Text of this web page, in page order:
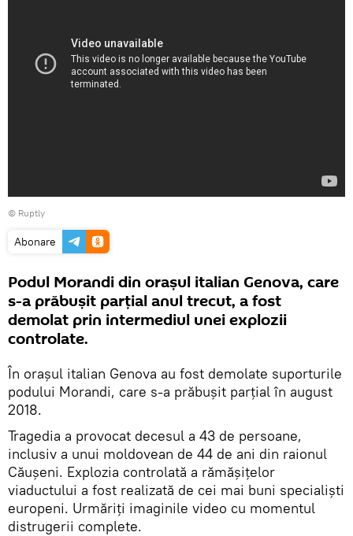
© Ruptly
Abonare
Podul Morandi din orașul italian Genova, care
s-a prăbușit parțial anul trecut, a fost
demolat prin intermediul unei explozii
controlate.
În orașul italian Genova au fost demolate suporturile
podului Morandi, care s-a prăbușit parțial în august
2018.
Tragedia a provocat decesul a 43 de persoane,
inclusiv a unui moldovean de 44 de ani din raionul
Căușeni. Explozia controlată a rămășițelor
viaductului a fost realizată de cei mai buni specialiști
europeni. Urmăriți imaginile video cu momentul
distrugerii complete.